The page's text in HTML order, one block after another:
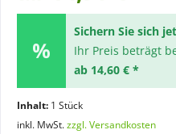
Sichern Sie sich
Ihr Preis beträgt
ab 14,60 € *
Inhalt: 1 Stück
inkl. MwSt.zzgl. Versandkosten